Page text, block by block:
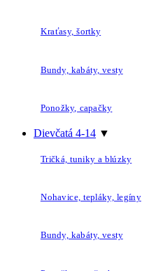
Kraťasy, šortky
Bundy, kabáty, vesty
Ponožky, capačky
Dievčatá 4-14 ▼
Tričká, tuniky a blúzky
Nohavice, tepláky, legíny
Bundy, kabáty, vesty